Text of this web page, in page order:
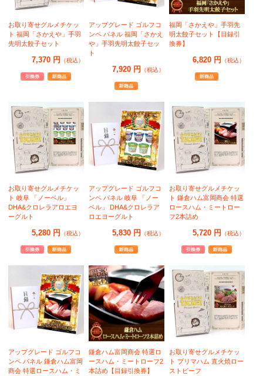
お取り寄せグルメチケッ
ト 福岡「さかえや」手羽
先明太餃子セット
7,370 円 （税込）
アップグレード ゴルフコ
ンペ パネル 福岡「さかえ
や」手羽先明太餃子セッ
ト
7,920 円 （税込）
福岡「さかえや」手羽先
明太餃子セット【目録引
換券】
6,820 円 （税込）
お取り寄せグルメチケッ
ト 岐阜 「ノーベル」
DHA&クロレラアロエヨ
ーグルト
5,280 円 （税込）
アップグレード ゴルフコ
ンペ パネル 岐阜 「ノー
ベル」 DHA&クロレラア
ロエヨーグルト
5,830 円 （税込）
お取り寄せグルメチケッ
ト 鎌倉ハム富岡商会 特選
ロースハム・ミートロー
フ2本詰め
5,720 円 （税込）
アップグレード ゴルフコ
ンペ パネル 鎌倉ハム富岡
商会 特選ロースハム・ミ
鎌倉ハム富岡商会 特選ロ
ースハム・ミートローフ2
本詰め【目録引換券】
お取り寄せグルメチケッ
ト プリマハム 直火焼ロー
ストビーフ